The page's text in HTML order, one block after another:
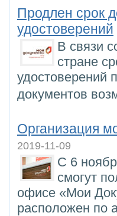
Продлен срок
удостоверений
В связи
стране
удостоверений
документов
Организация
2019-11-09
С 6
смогут
офисе «Мои
расположен по